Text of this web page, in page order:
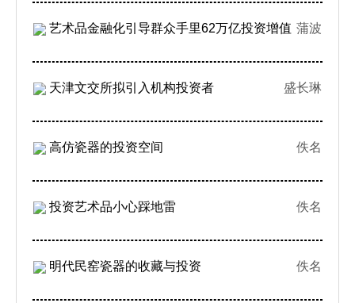
艺术品金融化引导群众手里62万亿投资增值 蒲波
天津文交所拟引入机构投资者 盛长琳
高仿瓷器的投资空间 佚名
投资艺术品小心踩地雷 佚名
明代民窑瓷器的收藏与投资 佚名